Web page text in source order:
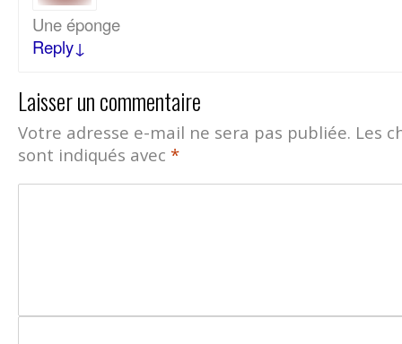
Une éponge
Reply ↓
Laisser un commentaire
Votre adresse e-mail ne sera pas publiée. Les
sont indiqués avec *